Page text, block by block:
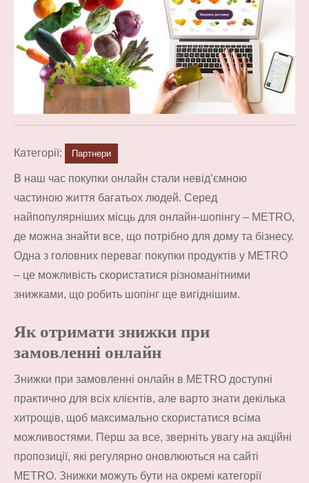
Категорії: Партнери
В наш час покупки онлайн стали невід’ємною
частиною життя багатьох людей. Серед
найпопулярніших місць для онлайн-шопінгу – METRO,
де можна знайти все, що потрібно для дому та бізнесу.
Одна з головних переваг покупки продуктів у METRO
– це можливість скористатися різноманітними
знижками, що робить шопінг ще вигіднішим.
Як отримати знижки при
замовленні онлайн
Знижки при замовленні онлайн в METRO доступні
практично для всіх клієнтів, але варто знати декілька
хитрощів, щоб максимально скористатися всіма
можливостями. Перш за все, зверніть увагу на акційні
пропозиції, які регулярно оновлюються на сайті
METRO. Знижки можуть бути на окремі категорії